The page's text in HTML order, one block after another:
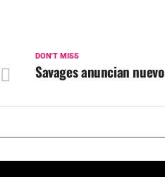
DON'T MISS
Savages anuncian